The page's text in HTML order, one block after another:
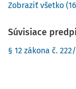
Zobraziť všetko
Súvisiace
§ 12 zákona č.